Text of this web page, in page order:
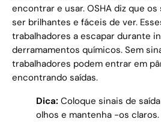
encontrar e usar. OSHA diz que
ser brilhantes e fáceis de ver.
trabalhadores a escapar durante
derramamentos químicos. Sem
trabalhadores podem entrar em
encontrando saídas.
Dica: Coloque sinais de
olhos e mantenha -os